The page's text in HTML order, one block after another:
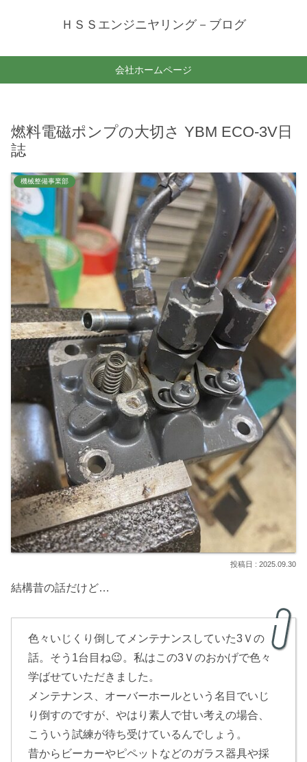
ＨＳＳエンジニヤリング－ブログ
会社ホームページ
燃料電磁ポンプの大切さ YBM ECO-3V日
誌
機械整備事業部
2025.09.30
結構昔の話だけど…
色々いじくり倒してメンテナンスしていた3Ｖの
話。そう1台目ね😉。私はこの3Ｖのおかげで色々
学ばせていただきました。
メンテナンス、オーバーホールという名目でいじ
り倒すのですが、やはり素人で甘い考えの場合、
こういう試練が待ち受けているんでしょう。
昔からビーカーやピペットなどのガラス器具や採